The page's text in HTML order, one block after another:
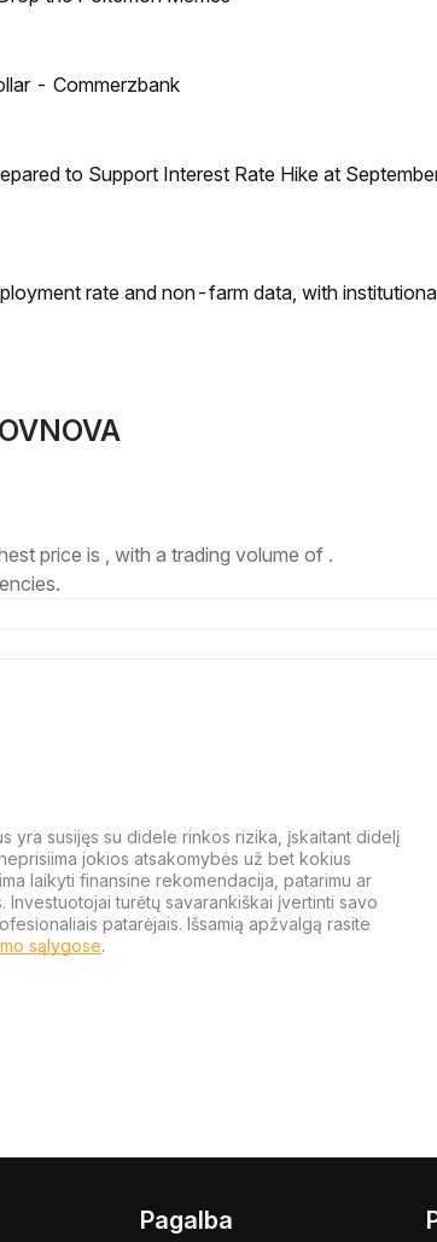
- Commerzbank
to Support Interest Rate Hike at
rate and non-farm data, with
price is , with a trading volume of .
yra susijęs su didele rinkos rizika, įskaitant didelį
jokios atsakomybės už bet kokius
laikyti finansine rekomendacija, patarimu ar
turėtų savarankiškai įvertinti savo
patarėjais. Išsamią apžvalgą rasite
sąlygose.
Pagalba